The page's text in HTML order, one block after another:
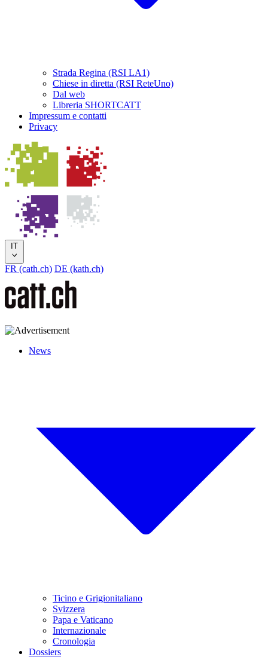
Strada Regina (RSI LA1)
Chiese in diretta (RSI ReteUno)
Dal web
Libreria SHORTCATT
Impressum e contatti
Privacy
IT
FR (cath.ch) DE (kath.ch)
News
Ticino e Grigionitaliano
Svizzera
Papa e Vaticano
Internazionale
Cronologia
Dossiers